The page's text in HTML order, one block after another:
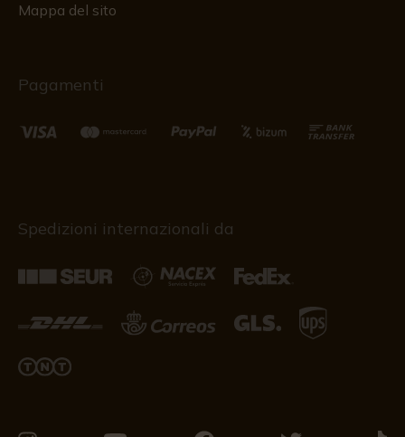
Mappa del sito
Pagamenti
Spedizioni internazionali da